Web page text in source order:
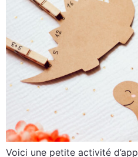
Voici une petite activité